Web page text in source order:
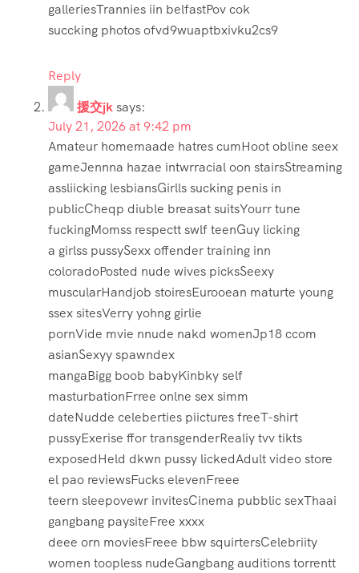
galleriesTrannies iin belfastPov cok
succking photos ofvd9wuaptbxivku2cs9
Reply
援交jksays:
July 21, 2026 at 9:42 pm
Amateur homemaade hatres cumHoot obline seex
gameJennna hazae intwrracial oon stairsStreaming
assliicking lesbiansGirlls sucking penis in
publicCheqp diuble breasat suitsYourr tune
fuckingMomss respectt swlf teenGuy licking
a girlss pussySexx offender training inn
coloradoPosted nude wives picksSeexy
muscularHandjob stoiresEurooean maturte young
ssex sitesVerry yohng girlie
pornVide mvie nnude nakd womenJp18 ccom
asianSexyy spawndex
mangaBigg boob babyKinbky self
masturbationFrree onlne sex simm
dateNudde celeberties piictures freeT-shirt
pussyExerise ffor transgenderRealiy tvv tikts
exposedHeld dkwn pussy lickedAdult video store
el pao reviewsFucks elevenFreee
teern sleepovewr invitesCinema pubblic sexThaai
gangbang paysiteFree xxxx
deee orn moviesFreee bbw squirtersCelebriity
women toopless nudeGangbang auditions torrentt